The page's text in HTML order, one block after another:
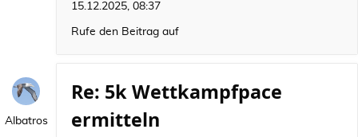
15.12.2025, 08:37
Rufe den Beitrag auf
Albatros
Re: 5k Wettkampfpace
ermitteln